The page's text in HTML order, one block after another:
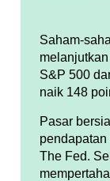
Saham-
S&P 500
naik 148
Pasar
The Fed.